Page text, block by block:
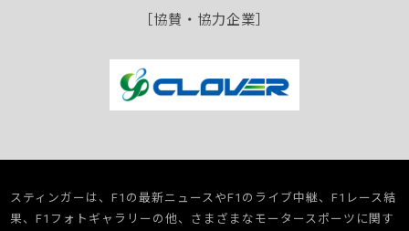
［協賛・協力企業］
スティンガーは、F1の最新ニュースやF1のライブ中継、F1レース結
果、F1フォトギャラリーの他、さまざまなモータースポーツに関す